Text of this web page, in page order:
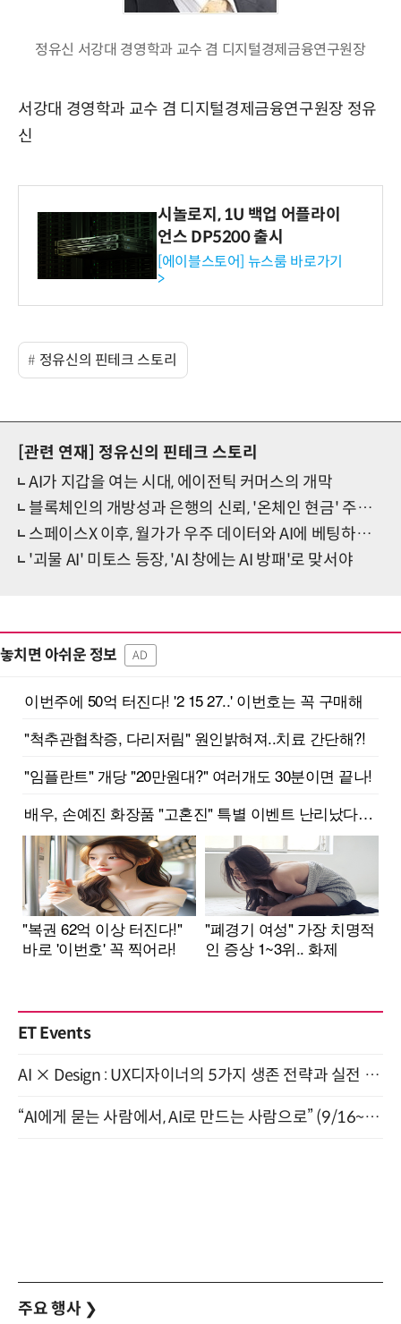
정유신 서강대 경영학과 교수 겸 디지털경제금융연구원장
서강대 경영학과 교수 겸 디지털경제금융연구원장 정유
신
시놀로지, 1U 백업 어플라이
언스 DP5200 출시
[에이블스토어] 뉴스룸 바로가기
>
정유신의 핀테크 스토리
[관련 연재]
정유신의 핀테크 스토리
AI가 지갑을 여는 시대, 에이전틱 커머스의 개막
블록체인의 개방성과 은행의 신뢰, '온체인 현금' 주도권 경쟁
스페이스X 이후, 월가가 우주 데이터와 AI에 베팅하는 이유
'괴물 AI' 미토스 등장, 'AI 창에는 AI 방패'로 맞서야
놓치면 아쉬운 정보 AD
ET Events
AI × Design : UX디자이너의 5가지 생존 전략과 실전 대응 8월 28일 개최
“AI에게 묻는 사람에서, AI로 만드는 사람으로” (9/16~17)
주요 행사 ❯